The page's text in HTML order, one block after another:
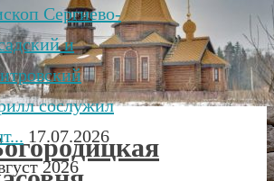
Сергиево-
и
сослужил
17.07.2026
2026